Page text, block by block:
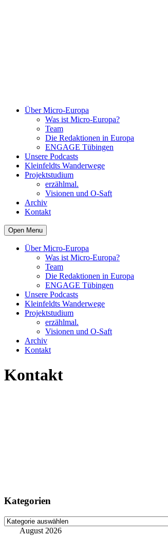
Über Micro-Europa
Was ist Micro-Europa?
Team
Die Redaktionen in Europa
ENGAGE Tübingen
Unsere Podcasts
Kleinfeldts Wanderwege
Projektstudium
erzählmal.
Visionen und O-Saft
Archiv
Kontakt
Open Menu
Über Micro-Europa
Was ist Micro-Europa?
Team
Die Redaktionen in Europa
ENGAGE Tübingen
Unsere Podcasts
Kleinfeldts Wanderwege
Projektstudium
erzählmal.
Visionen und O-Saft
Archiv
Kontakt
Kontakt
Kategorien
Kategorien
August 2026